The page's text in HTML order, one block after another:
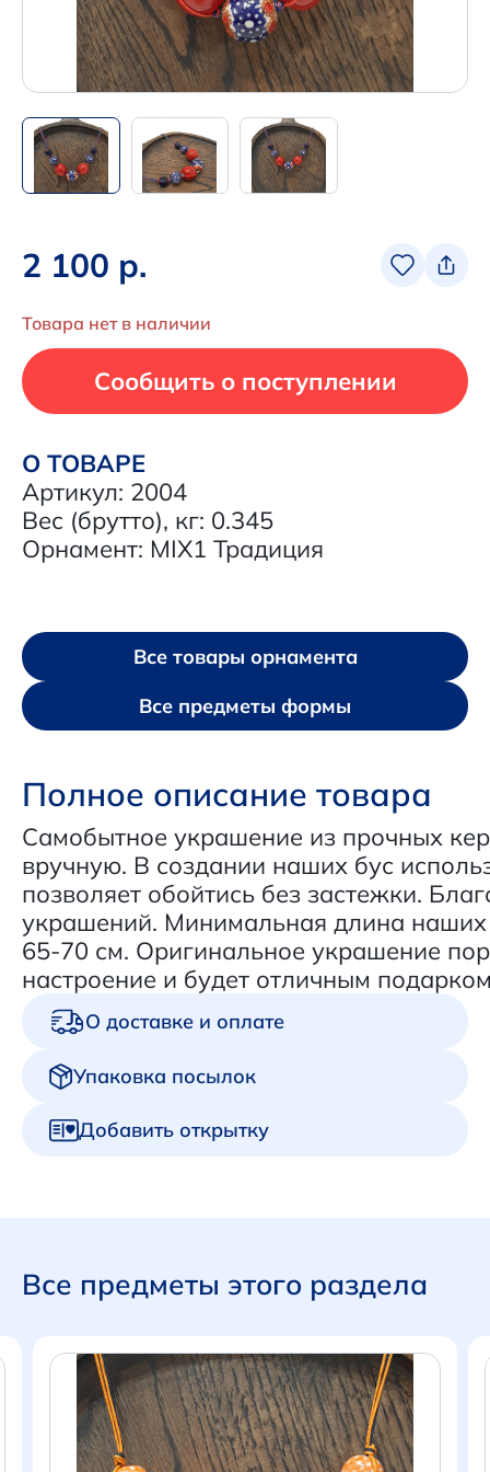
Написать нам в Телеграм
+7 (925) 294-91-85
,
+7 (926) 702-09-76
2 100 р.
О ТОВАРЕ
Артикул: 2004
Вес (брутто), кг: 0.345
Орнамент: MIX1 Традиция
Товара нет в наличии
Сообщить о поступлении
Все товары орнамента
Все предметы формы
Полное описание товара
Самобытное украшение из прочных
вручную. В создании наших бус
позволяет обойтись без застежки.
украшений. Минимальная длина
65-70 см. Оригинальное украшение
настроение и будет отличным
О доставке и оплате
Упаковка посылок
Добавить открытку
Все предметы этого раздела